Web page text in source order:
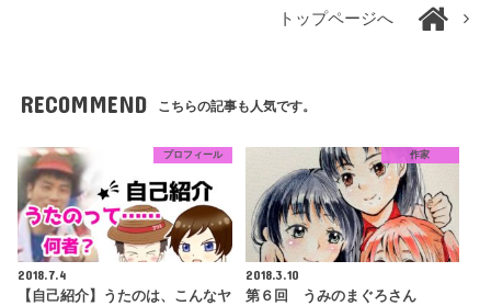
トップページへ
RECOMMEND こちらの記事も人気です。
プロフィール
2018.7.4
【自己紹介】うたのは、こんなヤ
作家
2018.3.10
第６回 うみのまぐろさん